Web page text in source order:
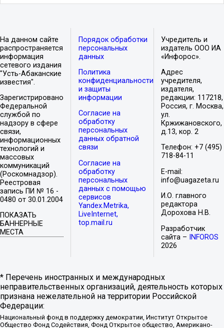
На данном сайте
распространяется
информация
сетевого издания
"Усть-Абаканские
известия".
Зарегистрировано
Федеральной
службой по
надзору в сфере
связи,
информационных
технологий и
массовых
коммуникаций
(Роскомнадзор).
Реестровая
запись ПИ № 16 -
0480 от 30.01.2004
ПОКАЗАТЬ
БАННЕРНЫЕ
МЕСТА
Порядок обработки
персональных
данных
Политика
конфиденциальности
и защиты
информации
Согласие на
обработку
персональных
данных обратной
связи
Согласие на
обработку
персональных
данных с помощью
сервисов
Yandex.Metrika,
LiveInternet,
top.mail.ru
Учредитель и
издатель ООО ИА
«Инфорос».
Адрес
учредителя,
издателя,
редакции: 117218,
Россия, г. Москва,
ул.
Кржижановского,
д.13, кор. 2
Телефон: +7 (495)
718-84-11
E-mail:
info@uagazeta.ru
И.О. главного
редактора
Дорохова Н.В.
Разработчик
сайта –
INFOROS
2026
* Перечень иностранных и международных
неправительственных организаций, деятельность которых
признана нежелательной на территории Российской
Федерации:
Национальный фонд в поддержку демократии, Институт Открытое
Общество Фонд Содействия, Фонд Открытое общество, Американо-